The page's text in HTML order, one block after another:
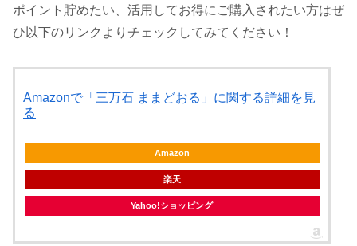
ポイント貯めたい、活用してお得にご購入されたい方はぜ
ひ以下のリンクよりチェックしてみてください！
Amazonで「三万石 ままどおる」に関する詳細を見
る
Amazon
楽天
Yahoo!ショッピング